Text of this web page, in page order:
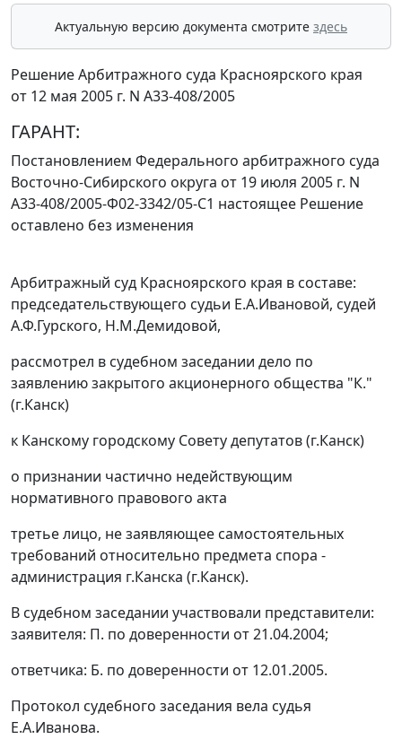
Актуальную версию документа смотрите здесь
Решение Арбитражного суда Красноярского края
от 12 мая 2005 г. N А33-408/2005
ГАРАНТ:
Постановлением Федерального арбитражного суда
Восточно-Сибирского округа от 19 июля 2005 г. N
А33-408/2005-Ф02-3342/05-С1 настоящее Решение
оставлено без изменения
Арбитражный суд Красноярского края в составе:
председательствующего судьи Е.А.Ивановой, судей
А.Ф.Гурского, Н.М.Демидовой,
рассмотрел в судебном заседании дело по
заявлению закрытого акционерного общества "К."
(г.Канск)
к Канскому городскому Совету депутатов (г.Канск)
о признании частично недействующим
нормативного правового акта
третье лицо, не заявляющее самостоятельных
требований относительно предмета спора -
администрация г.Канска (г.Канск).
В судебном заседании участвовали представители:
заявителя: П. по доверенности от 21.04.2004;
ответчика: Б. по доверенности от 12.01.2005.
Протокол судебного заседания вела судья
Е.А.Иванова.